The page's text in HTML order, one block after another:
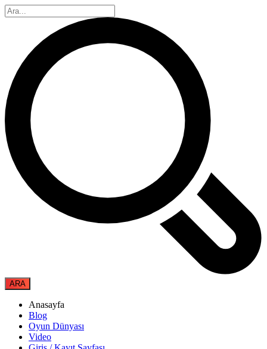
Anasayfa
Blog
Oyun Dünyası
Video